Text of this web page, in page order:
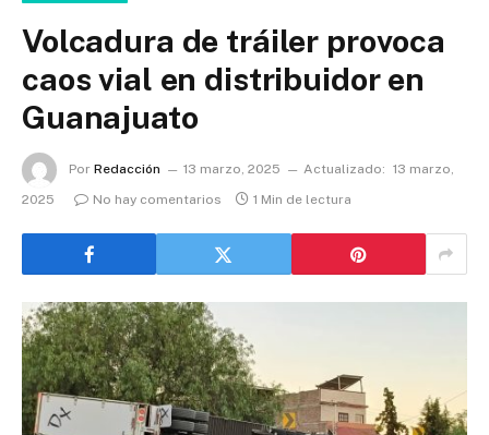
Volcadura de tráiler provoca
caos vial en distribuidor en
Guanajuato
Por Redacción 13 marzo, 2025 Actualizado: 13 marzo,
2025
No hay comentarios 1 Min de lectura